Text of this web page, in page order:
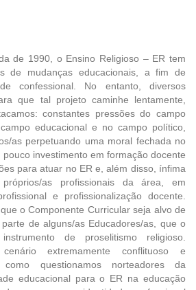
de 1990, o Ensino Religioso – ER tem
de mudanças educacionais, a fim de
confessional. No entanto, diversos
que tal projeto caminhe lentamente,
constantes pressões do campo
educacional e no campo político,
as perpetuando uma moral fechada no
investimento em formação docente
para atuar no ER e, além disso, ínfima
próprios/as profissionais da área, em
e profissionalização docente.
o Componente Curricular seja alvo de
de alguns/as Educadores/as, que o
de proselitismo religioso.
extremamente conflituoso e
como questionamos norteadores da
educacional para o ER na educação